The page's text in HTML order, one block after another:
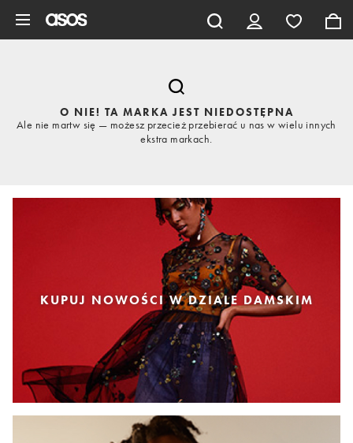
O NIE! TA MARKA JEST NIEDOSTĘPNA
Ale nie martw się — możesz przecież przebierać u nas w wielu innych
ekstra markach.
KUPUJ NOWOŚCI W DZIALE DAMSKIM